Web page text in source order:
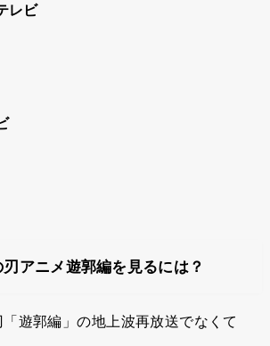
レビ
アニメ遊郭編を見るには？
遊郭編」の地上波再放送でなくて